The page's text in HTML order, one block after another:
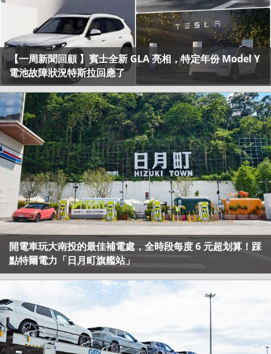
【一周新聞回顧 】賓士全新 GLA 亮相，特定年份 Model Y
電池故障狀況特斯拉回應了
開電車玩大南投的最佳補電處，全時段每度 6 元超划算！踩
點特爾電力「日月町旗艦站」